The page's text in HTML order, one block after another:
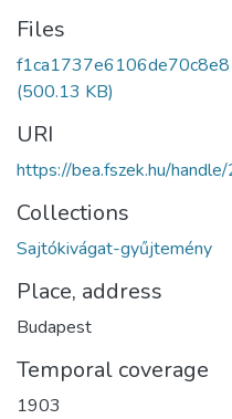
Files
(500.13 KB)
URI
https://bea.fszek.hu/
Collections
Sajtókivágat-gyűjtemény
Place, address
Budapest
Temporal coverage
1903